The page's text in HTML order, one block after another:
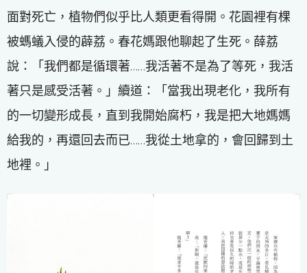
面對死亡，植物們似乎比人類更看得開。花園裡有棵
被螞蟻入侵的薜荔。春花媽跟他聊起了生死。薛荔
說：「我們都是循環著……我活著不是為了等死，我活
著只是感受活著。」續道：「當我出現老化，我所有
的一切變形成長，直到我開始腐朽，我是把大地媽媽
給我的，再還回去而已……我從土地拿的，會回歸到土
地裡。」